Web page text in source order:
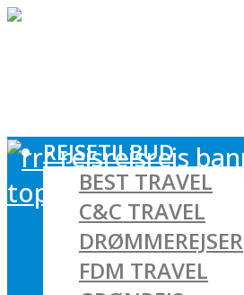
REJSETILBUD
BEST TRAVEL
C&C TRAVEL
DRØMMEREJSER
FDM TRAVEL